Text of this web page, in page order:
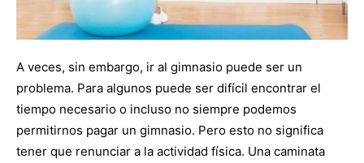
A veces, sin embargo, ir al gimnasio puede ser un
problema. Para algunos puede ser difícil encontrar el
tiempo necesario o incluso no siempre podemos
permitirnos pagar un gimnasio. Pero esto no significa
tener que renunciar a la actividad física. Una caminata